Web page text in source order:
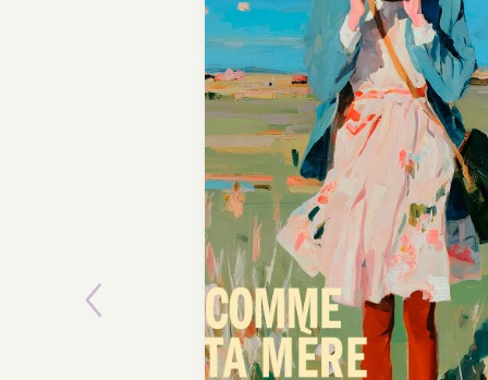
Previous